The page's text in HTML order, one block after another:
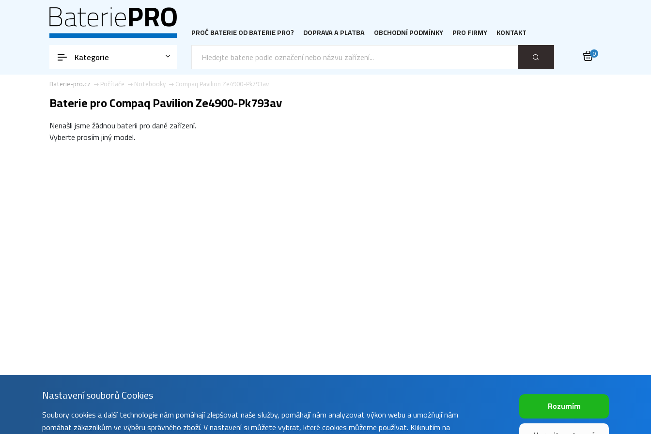
PROČ BATERIE OD BATERIE PRO? DOPRAVA A PLATBA OBCHODNÍ PODMÍNKY PRO FIRMY KONTAKT
Kategorie 0
Compaq Pavilion Ze4900-Pk793av
Notebooky
Počítače
Baterie-pro.cz
Baterie pro Compaq Pavilion Ze4900-Pk793av
Nenašli jsme žádnou baterii pro dané zařízení.
Vyberte prosím jiný model.
Nastavení souborů Cookies
Soubory cookies a další technologie nám pomáhají zlepšovat naše služby, pomáhají nám analyzovat výkon webu a umožňují nám
pomáhat zákazníkům ve výběru správného zboží. V nastavení si můžete vybrat, které cookies můžeme používat. Kliknutím na
Rozumím